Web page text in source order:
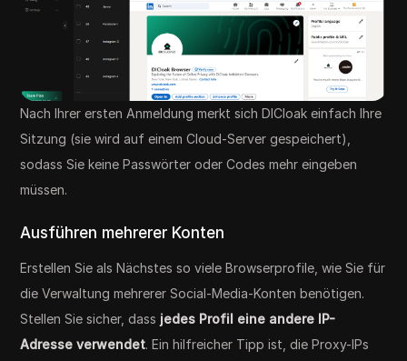
Nach Ihrer ersten Anmeldung merkt sich DICloak einfach Ihre
Sitzung (sie wird auf einem Cloud-Server gespeichert),
sodass Sie keine Passwörter oder Codes mehr eingeben
müssen.
Ausführen mehrerer Konten
Erstellen Sie als Nächstes so viele Browserprofile, wie Sie für
die Verwaltung mehrerer Social-Media-Konten benötigen.
Stellen Sie sicher, dass jedes Profil eine andere IP-
Adresse verwendet. Ein hilfreicher Tipp ist, die Proxy-IPs